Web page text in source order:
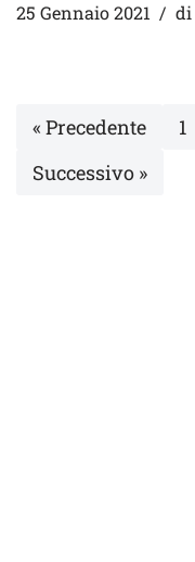
25 Gennaio 2021 di
« Precedente 1
Successivo »